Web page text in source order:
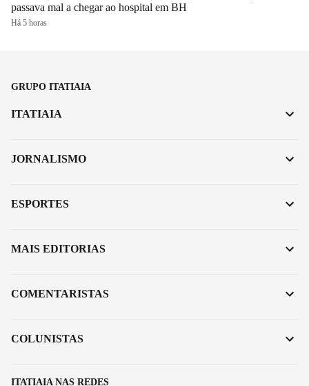
passava mal a chegar ao hospital em BH
Há 5 horas
GRUPO ITATIAIA
ITATIAIA NAS REDES
ITATIAIA
JORNALISMO
ESPORTES
MAIS EDITORIAS
COMENTARISTAS
COLUNISTAS